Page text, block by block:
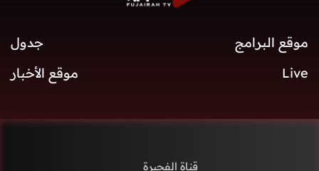
موقع البرامج
جدول
Live
موقع الأخبار
قناة الفجيرة